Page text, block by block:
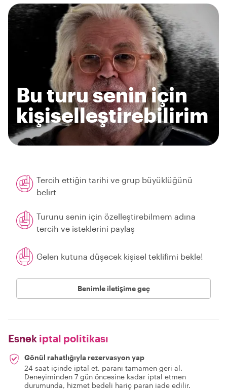
Bu turu senin için
kişiselleştirebilirim
Tercih ettiğin tarihi ve grup büyüklüğünü
belirt
Turunu senin için özelleştirebilmem adına
tercih ve isteklerini paylaş
Gelen kutuna düşecek kişisel teklifimi bekle!
Benimle iletişime geç
Esnek iptal politikası
Gönül rahatlığıyla rezervasyon yap
24 saat içinde iptal et, paranı tamamen geri al.
Deneyiminden 7 gün öncesine kadar iptal etmen
durumunda, hizmet bedeli hariç paran iade edilir.